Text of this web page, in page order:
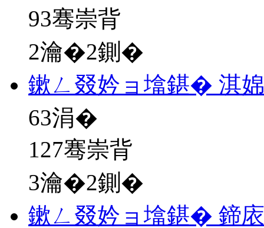
93骞崇背
2瀹�2鍘�
鏉ㄥ叕妗ョ墖鍖� 淇
63涓�
127骞崇背
3瀹�2鍘�
鏉ㄥ叕妗ョ墖鍖� 鍗